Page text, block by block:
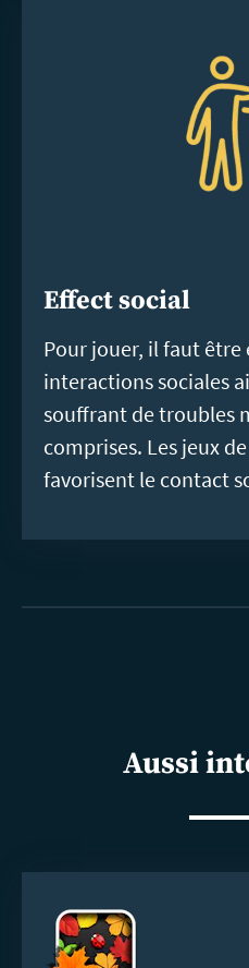
Effect social
Pour jouer, il faut être
interactions sociales
souffrant de troubles
comprises. Les jeux
favorisent le contact
Aussi
savoir
plus